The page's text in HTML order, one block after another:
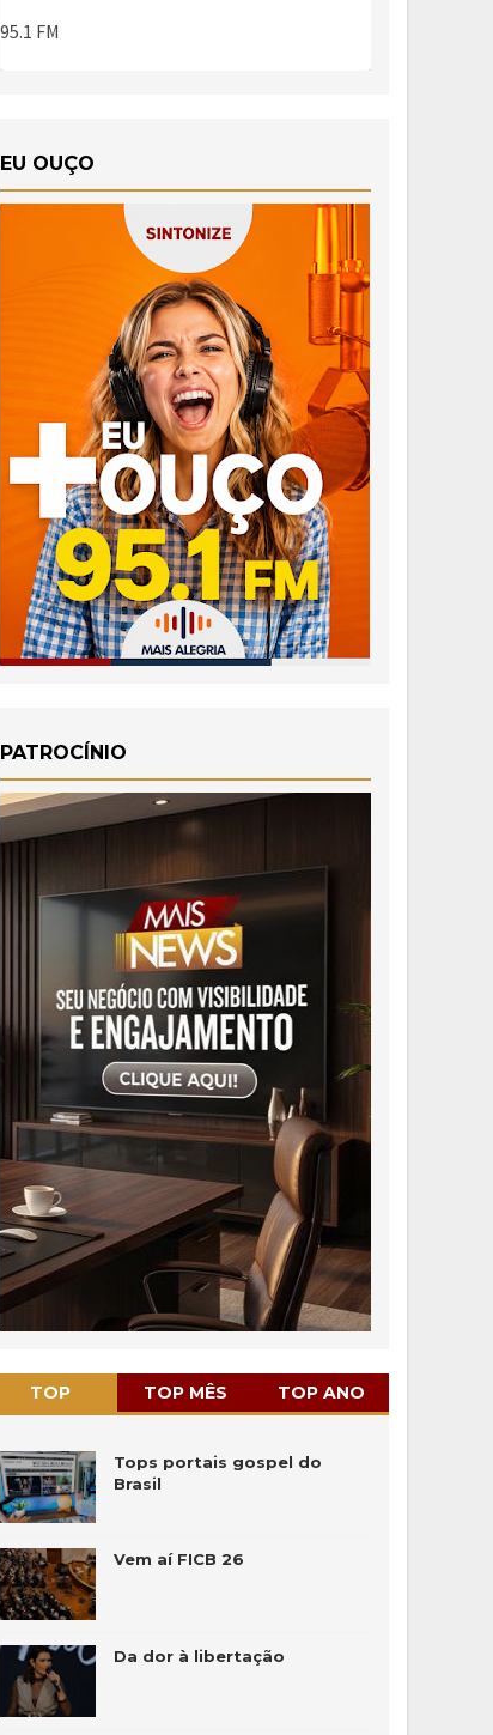
EU OUÇO
PATROCÍNIO
TOP TOP MÊS TOP ANO
Tops portais gospel do
Brasil
Vem aí FICB 26
Da dor à libertação